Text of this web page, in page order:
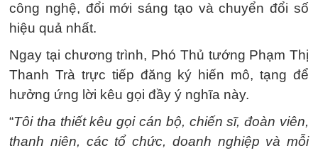
công nghệ, đổi mới sáng tạo và chuyển đổi số
hiệu quả nhất.
Ngay tại chương trình, Phó Thủ tướng Phạm Thị
Thanh Trà trực tiếp đăng ký hiến mô, tạng để
hưởng ứng lời kêu gọi đầy ý nghĩa này.
“Tôi tha thiết kêu gọi cán bộ, chiến sĩ, đoàn viên,
thanh niên, các tổ chức, doanh nghiệp và mỗi